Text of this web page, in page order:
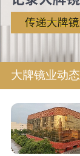
大牌镜业动态